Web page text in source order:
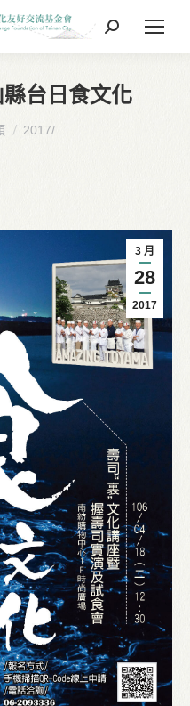
Search:
台日食文化
2017/...
3 月
28
2017